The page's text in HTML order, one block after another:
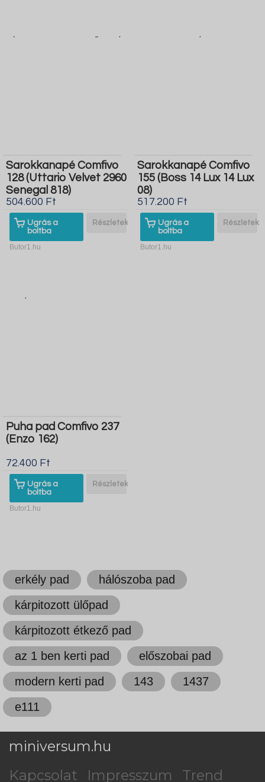
Sarokkanapé Comfivo
128 (Uttario Velvet 2960
Senegal 818)
504.600 Ft
Ugrás a
boltba
Részletek
Butor1.hu
Sarokkanapé Comfivo
155 (Boss 14 Lux 14 Lux
08)
517.200 Ft
Ugrás a
boltba
Részletek
Butor1.hu
Puha pad Comfivo 237
(Enzo 162)
72.400 Ft
Ugrás a
boltba
Részletek
Butor1.hu
erkély pad
hálószoba pad
kárpitozott ülőpad
kárpitozott étkező pad
az 1 ben kerti pad
előszobai pad
modern kerti pad
143
1437
e111
miniversum.hu
Kapcsolat
Impresszum Trend